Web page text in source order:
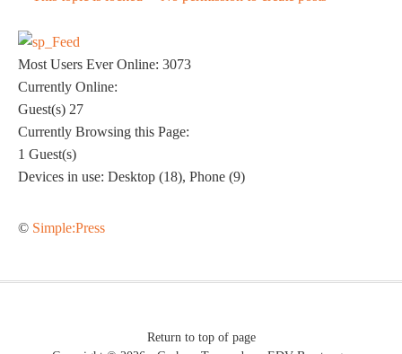
Most Users Ever Online: 3073
Currently Online:
Guest(s) 27
Currently Browsing this Page:
1 Guest(s)
Devices in use: Desktop (18), Phone (9)
© Simple:Press
Return to top of page